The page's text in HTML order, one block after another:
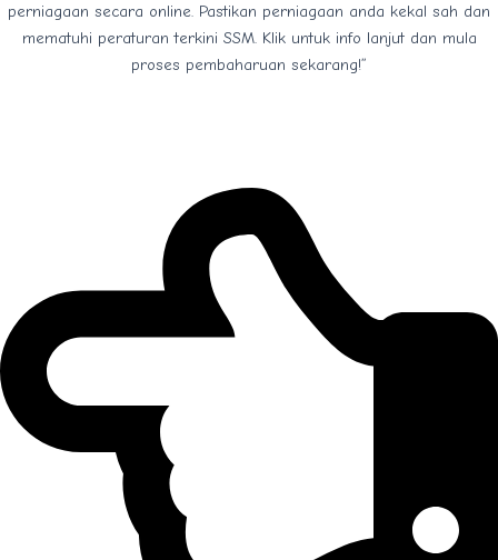
perniagaan secara online. Pastikan perniagaan anda kekal sah dan
mematuhi peraturan terkini SSM. Klik untuk info lanjut dan mula
proses pembaharuan sekarang!”